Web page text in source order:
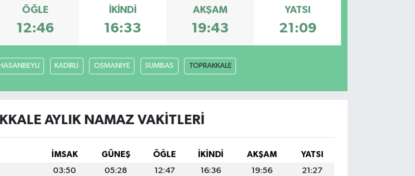
ÖĞLE
12:46
İKINDI
16:33
AKŞAM
19:43
YATSI
21:09
HASANBEYLİ KADİRLİ OSMANİYE SUMBAS TOPRAKKALE
AYLIK NAMAZ VAKITLERI
İMSAK GÜNEŞ ÖĞLE İKINDI AKŞAM
YATSI
03:50 05:28 12:47 16:36 19:56
21:27